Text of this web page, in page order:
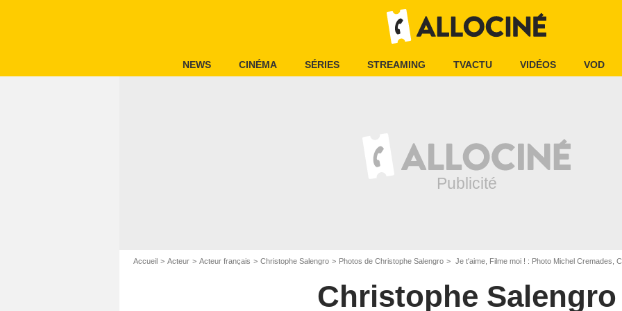
NEWS CINÉMA SÉRIES STREAMING TVACTU VIDÉOS VOD
Accueil Acteur Acteur français Christophe Salengro Photos de Christophe Salengro Je t'aime, Filme moi ! : Photo Michel Cremades,
Christophe Salengro